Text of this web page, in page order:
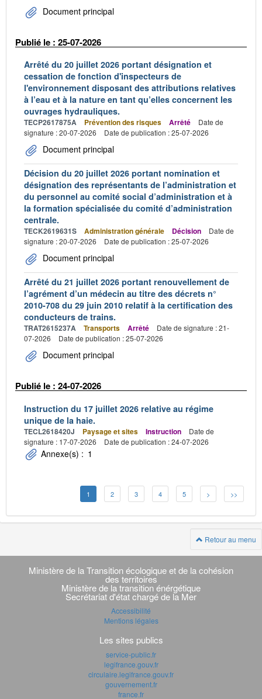
Document principal
Publié le : 25-07-2026
Arrêté du 20 juillet 2026 portant désignation et
cessation de fonction d'inspecteurs de
l'environnement disposant des attributions relatives
à l’eau et à la nature en tant qu’elles concernent les
ouvrages hydrauliques.
TECP2617875A Prévention des risques Arrêté
Date de
signature : 20-07-2026
Date de publication : 25-07-2026
Document principal
Décision du 20 juillet 2026 portant nomination et
désignation des représentants de l’administration et
du personnel au comité social d’administration et à
la formation spécialisée du comité d’administration
centrale.
TECK2619631S Administration générale Décision
Date de
signature : 20-07-2026
Date de publication : 25-07-2026
Document principal
Arrêté du 21 juillet 2026 portant renouvellement de
l’agrément d’un médecin au titre des décrets n°
2010-708 du 29 juin 2010 relatif à la certification des
conducteurs de trains.
TRAT2615237A Transports Arrêté
Date de signature : 21-
07-2026
Date de publication : 25-07-2026
Document principal
Publié le : 24-07-2026
Instruction du 17 juillet 2026 relative au régime
unique de la haie.
TECL2618420J Paysage et sites Instruction
Date de
signature : 17-07-2026
Date de publication : 24-07-2026
Annexe(s) : 1
1 2 3 4 5 > >>
Retour au menu
Navigation
transverse
Ministère de la Transition écologique et de la cohésion
des territoires
Ministère de la transition énérgétique
Secrétariat d'état chargé de la Mer
Accessibilité
Mentions légales
Les sites publics
service-public.fr
legifrance.gouv.fr
circulaire.legifrance.gouv.fr
gouvernement.fr
france.fr